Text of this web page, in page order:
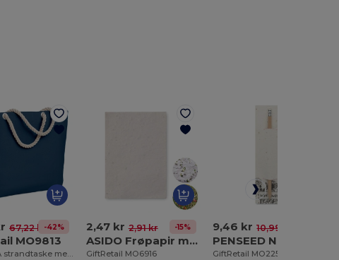
67,22 kr-42%
MO9813
MENORCA strandtaske med snorhåndtag
2,47 kr 2,91 kr -15%
ASIDO Frøpapir med vilde blomster
GiftRetail MO6916
9,46 kr 10,99 kr
GiftRetail MO2257